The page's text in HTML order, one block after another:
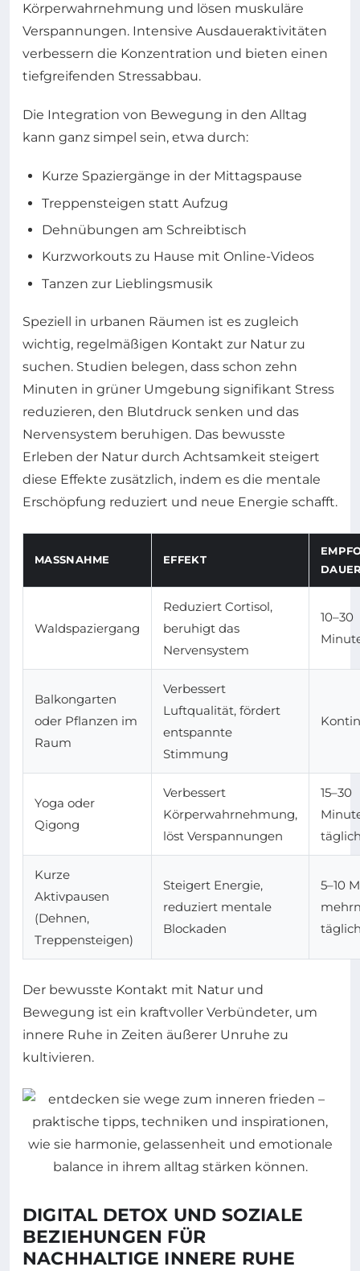
Körperwahrnehmung und lösen muskuläre
Verspannungen. Intensive Ausdaueraktivitäten
verbessern die Konzentration und bieten einen
tiefgreifenden Stressabbau.
Die Integration von Bewegung in den Alltag
kann ganz simpel sein, etwa durch:
Kurze Spaziergänge in der Mittagspause
Treppensteigen statt Aufzug
Dehnübungen am Schreibtisch
Kurzworkouts zu Hause mit Online-Videos
Tanzen zur Lieblingsmusik
Speziell in urbanen Räumen ist es zugleich
wichtig, regelmäßigen Kontakt zur Natur zu
suchen. Studien belegen, dass schon zehn
Minuten in grüner Umgebung signifikant Stress
reduzieren, den Blutdruck senken und das
Nervensystem beruhigen. Das bewusste
Erleben der Natur durch Achtsamkeit steigert
diese Effekte zusätzlich, indem es die mentale
Erschöpfung reduziert und neue Energie schafft.
MASSNAHME EFFEKT
Waldspaziergang
Reduziert Cortisol,
beruhigt das
Nervensystem
10–30
Balkongarten
oder Pflanzen im
Raum
Verbessert
Luftqualität, fördert
entspannte
Stimmung
Yoga oder
Qigong
Verbessert
Körperwahrnehmung,
löst Verspannungen
15–30
Kurze
Aktivpausen
(Dehnen,
Treppensteigen)
Steigert Energie,
reduziert mentale
Blockaden
5–10
Der bewusste Kontakt mit Natur und
Bewegung ist ein kraftvoller Verbündeter, um
innere Ruhe in Zeiten äußerer Unruhe zu
kultivieren.
DIGITAL DETOX UND SOZIALE
BEZIEHUNGEN FÜR
NACHHALTIGE INNERE RUHE